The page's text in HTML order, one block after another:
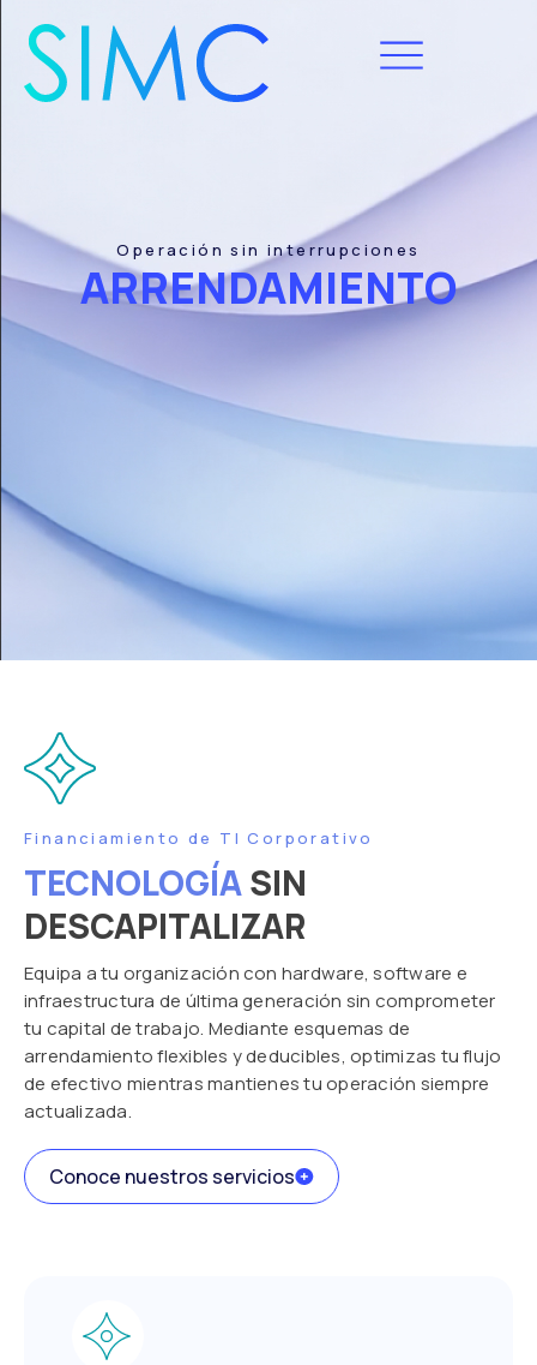
Operación sin interrupciones
ARRENDAMIENTO
Financiamiento de TI Corporativo
TECNOLOGÍASIN
DESCAPITALIZAR
Equipa a tu organización con hardware, software e
infraestructura de última generación sin comprometer
tu capital de trabajo. Mediante esquemas de
arrendamiento flexibles y deducibles, optimizas tu flujo
de efectivo mientras mantienes tu operación siempre
actualizada.
Conoce nuestros servicios